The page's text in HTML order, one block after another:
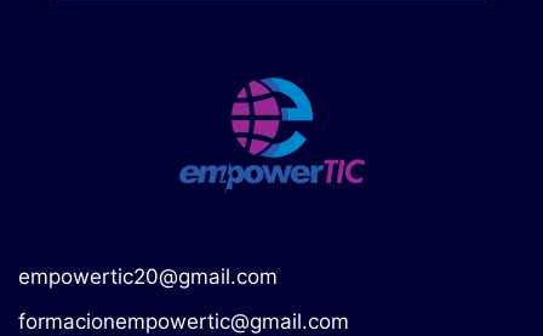
empowertic20@gmail.com
formacionempowertic@gmail.com